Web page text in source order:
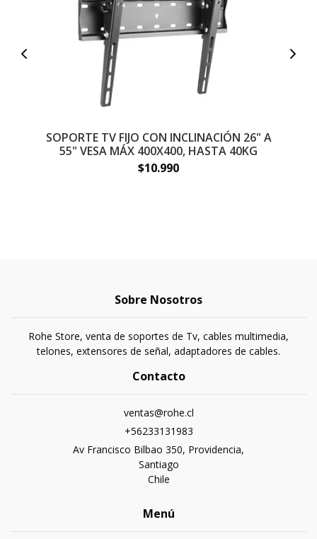
SOPORTE TV FIJO CON INCLINACIÓN 26" A
55" VESA MÁX 400X400, HASTA 40KG
$10.990
Sobre Nosotros
Rohe Store, venta de soportes de Tv, cables multimedia,
telones, extensores de señal, adaptadores de cables.
Contacto
ventas@rohe.cl
+56233131983
Av Francisco Bilbao 350, Providencia,
Santiago
Chile
Menú